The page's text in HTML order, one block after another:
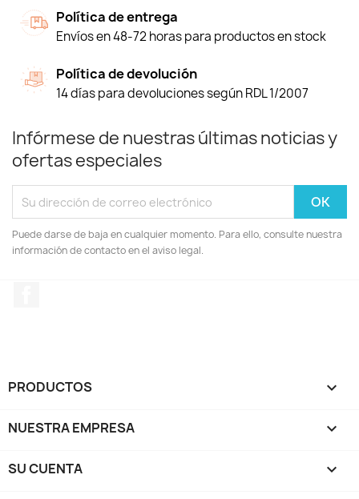
Política de entrega
Envíos en 48-72 horas para productos en stock
Política de devolución
14 días para devoluciones según RDL 1/2007
Infórmese de nuestras últimas noticias y
ofertas especiales
Puede darse de baja en cualquier momento. Para ello, consulte nuestra
información de contacto en el aviso legal.
PRODUCTOS 
NUESTRA EMPRESA 
SU CUENTA 